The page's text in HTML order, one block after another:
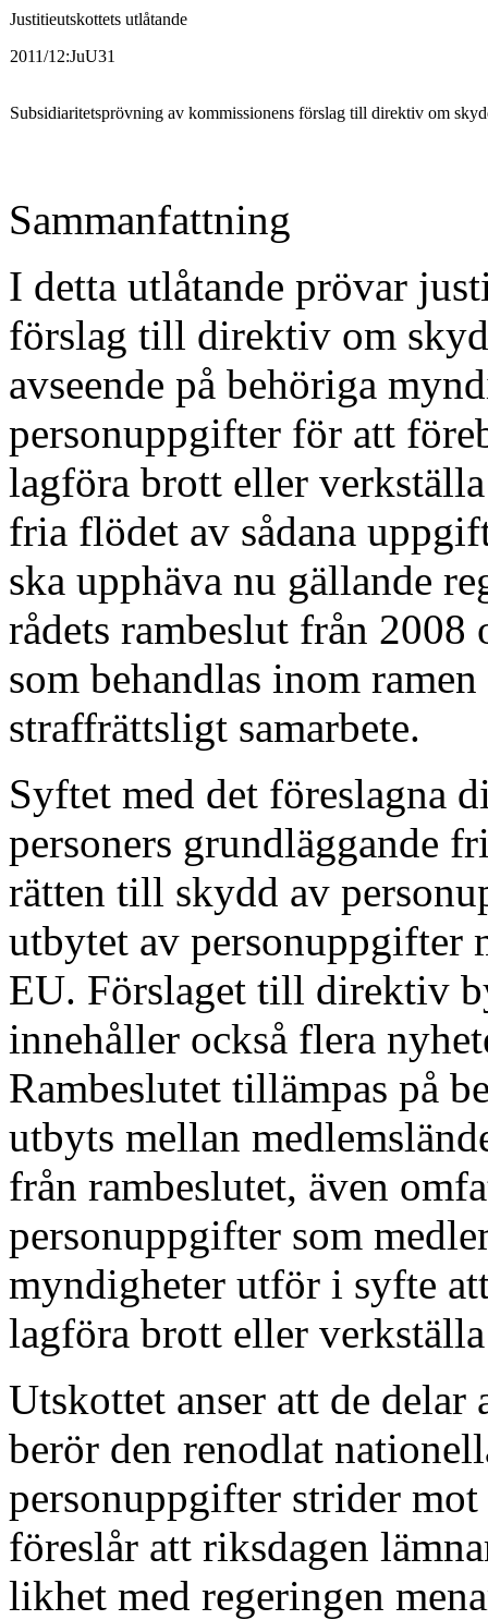
Justitieutskottets utlåtande
2011/12:JuU31
Subsidiaritetsprövning av kommissionens förslag till direktiv om
Sammanfattning
I detta utlåtande prövar
förslag till direktiv om
avseende på behöriga
personuppgifter för att
lagföra brott eller
fria flödet av sådana
ska upphäva nu gällande
rådets rambeslut från
som behandlas inom
straffrättsligt samarbete.
Syftet med det föreslagna
personers grundläggande
rätten till skydd av
utbytet av personuppgifter
EU. Förslaget till direktiv
innehåller också flera
Rambeslutet tillämpas på
utbyts mellan
från rambeslutet, även
personuppgifter som
myndigheter utför i syfte
lagföra brott eller
Utskottet anser att de
berör den renodlat
personuppgifter strider
föreslår att riksdagen
likhet med regeringen